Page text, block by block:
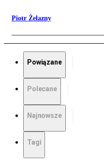
Piotr Żelazny
Powiązane
Polecane
Najnowsze
Tagi